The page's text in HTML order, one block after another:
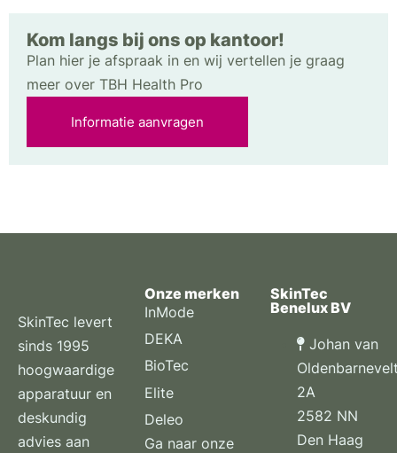
Kom langs bij ons op kantoor!
Plan hier je afspraak in en wij vertellen je graag
meer over TBH Health Pro
Informatie aanvragen
SkinTec levert
sinds 1995
hoogwaardige
apparatuur en
deskundig
advies aan
Onze merken
InMode
DEKA
BioTec
Elite
Deleo
Ga naar onze
SkinTec
Benelux BV
Johan van
2A
2582 NN
Den Haag